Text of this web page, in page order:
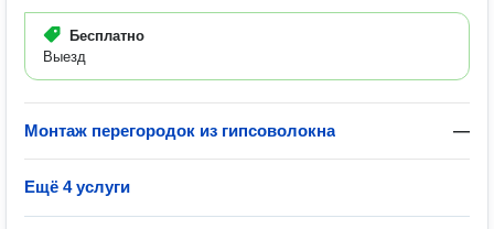
Бесплатно
Выезд
Монтаж перегородок из гипсоволокна —
Ещё 4 услуги